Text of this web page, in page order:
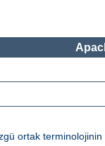
terminolojinin